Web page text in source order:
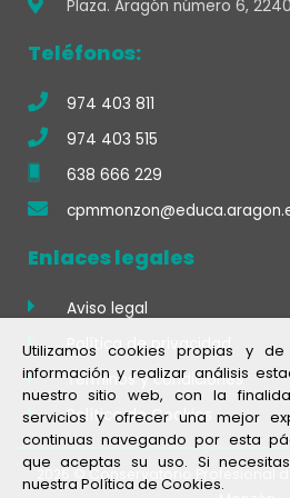
Plaza. Aragón número 6,
Teléfonos:
974 403 811
974 403 515
638 666 229
Enlaces legales
Aviso legal
Política de privacidad
Términos y condiciones
Política de Cookies
2026 © Conservatorio Profesional
Utilizamos cookies propias y
información y realizar análisis
nuestro sitio web, con la
servicios y ofrecer una mejor
continuas navegando por esta
que aceptas su uso. Si
nuestra Política de Cookies.